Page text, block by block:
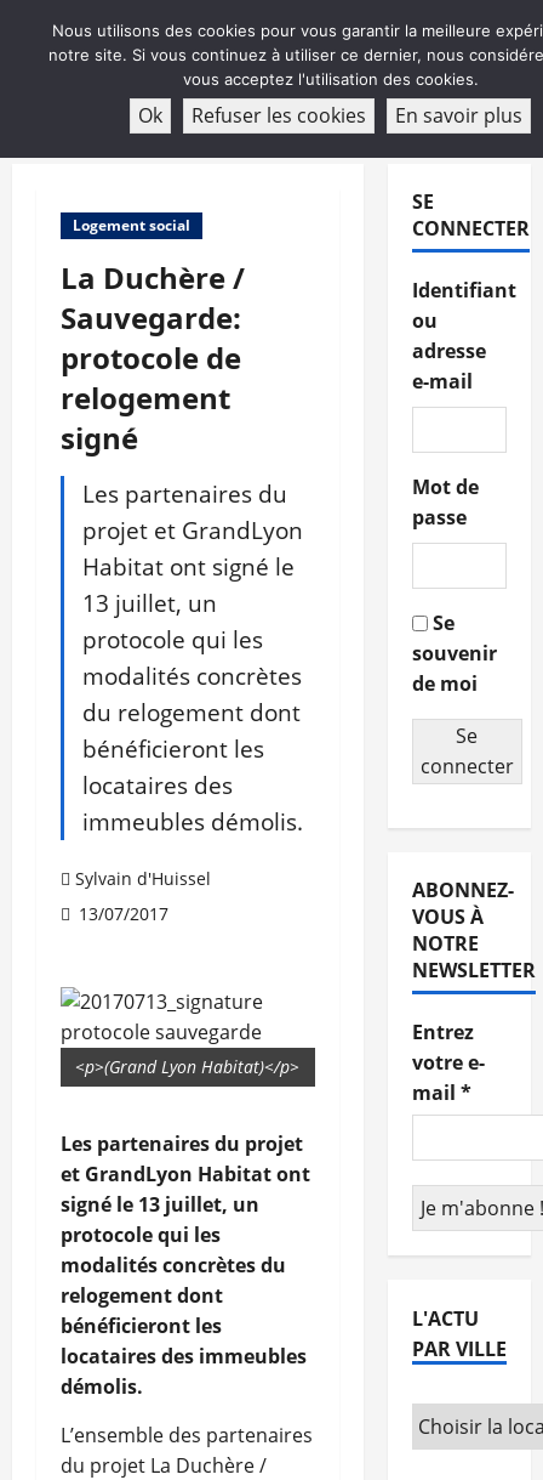
ABONNEMENT
Logement social
La Duchère /
Sauvegarde:
protocole de
relogement
signé
Les partenaires du
projet et GrandLyon
Habitat ont signé le
13 juillet, un
protocole qui les
modalités concrètes
du relogement dont
bénéficieront les
locataires des
immeubles démolis.
Sylvain d'Huissel
13/07/2017
<p>(Grand Lyon Habitat)</p>
Les partenaires du projet
et GrandLyon Habitat ont
signé le 13 juillet, un
protocole qui les
modalités concrètes du
relogement dont
bénéficieront les
locataires des immeubles
démolis.
L’ensemble des partenaires
du projet La Duchère /
SE
CONNECTER
Identifiant
ou
adresse
e-mail
Mot de
passe
Se
souvenir
de moi
Se
connecter
ABONNEZ-
VOUS À
NOTRE
NEWSLETTER
Entrez
votre e-
mail *
L'ACTU
PAR VILLE
Nous utilisons des cookies pour vous garantir la meilleure
notre site. Si vous continuez à utiliser ce dernier, nous
vous acceptez l'utilisation des cookies.
Ok Refuser les cookies En savoir plus